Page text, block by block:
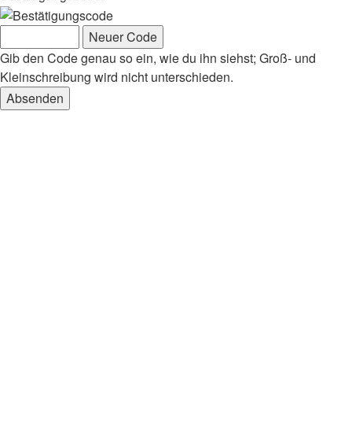
Gib den Code genau so ein, wie du ihn siehst; Groß- und
Kleinschreibung wird nicht unterschieden.